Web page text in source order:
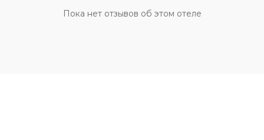
есть бассейн, крытый бассейн и открытый
бассейн. Для простоты передвижения
Пока нет отзывов об этом отеле